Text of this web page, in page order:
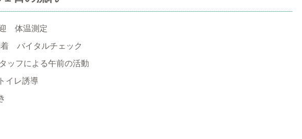
体温測定
バイタルチェック
ッフによる午前の活動
レ誘導